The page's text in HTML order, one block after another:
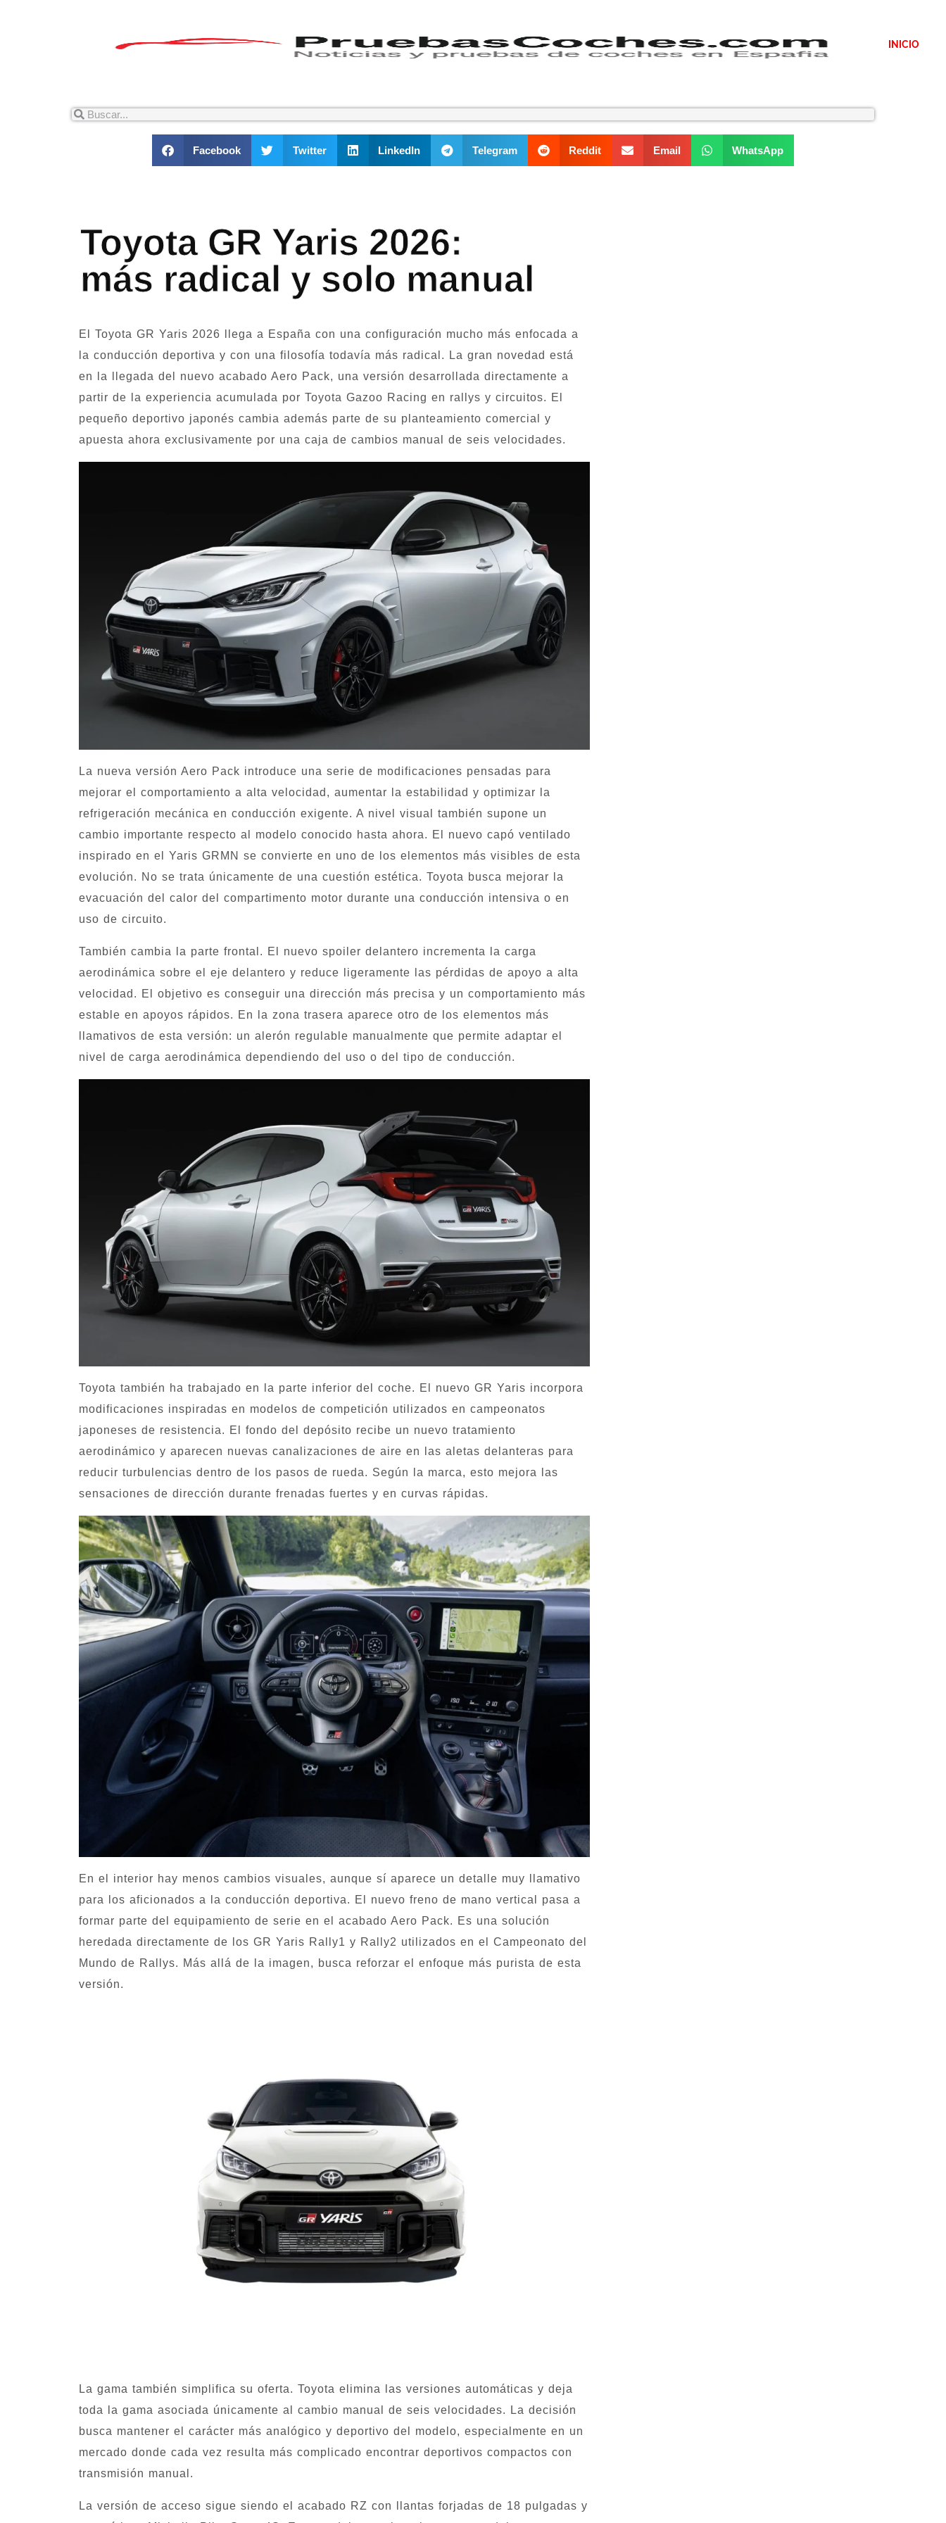
INICIO
Facebook Twitter LinkedIn Telegram Reddit Email WhatsApp
Toyota GR Yaris 2026:
más radical y solo manual
El Toyota GR Yaris 2026 llega a España con una configuración mucho más enfocada a
la conducción deportiva y con una filosofía todavía más radical. La gran novedad está
en la llegada del nuevo acabado Aero Pack, una versión desarrollada directamente a
partir de la experiencia acumulada por Toyota Gazoo Racing en rallys y circuitos. El
pequeño deportivo japonés cambia además parte de su planteamiento comercial y
apuesta ahora exclusivamente por una caja de cambios manual de seis velocidades.
La nueva versión Aero Pack introduce una serie de modificaciones pensadas para
mejorar el comportamiento a alta velocidad, aumentar la estabilidad y optimizar la
refrigeración mecánica en conducción exigente. A nivel visual también supone un
cambio importante respecto al modelo conocido hasta ahora. El nuevo capó ventilado
inspirado en el Yaris GRMN se convierte en uno de los elementos más visibles de esta
evolución. No se trata únicamente de una cuestión estética. Toyota busca mejorar la
evacuación del calor del compartimento motor durante una conducción intensiva o en
uso de circuito.
También cambia la parte frontal. El nuevo spoiler delantero incrementa la carga
aerodinámica sobre el eje delantero y reduce ligeramente las pérdidas de apoyo a alta
velocidad. El objetivo es conseguir una dirección más precisa y un comportamiento más
estable en apoyos rápidos. En la zona trasera aparece otro de los elementos más
llamativos de esta versión: un alerón regulable manualmente que permite adaptar el
nivel de carga aerodinámica dependiendo del uso o del tipo de conducción.
Toyota también ha trabajado en la parte inferior del coche. El nuevo GR Yaris incorpora
modificaciones inspiradas en modelos de competición utilizados en campeonatos
japoneses de resistencia. El fondo del depósito recibe un nuevo tratamiento
aerodinámico y aparecen nuevas canalizaciones de aire en las aletas delanteras para
reducir turbulencias dentro de los pasos de rueda. Según la marca, esto mejora las
sensaciones de dirección durante frenadas fuertes y en curvas rápidas.
En el interior hay menos cambios visuales, aunque sí aparece un detalle muy llamativo
para los aficionados a la conducción deportiva. El nuevo freno de mano vertical pasa a
formar parte del equipamiento de serie en el acabado Aero Pack. Es una solución
heredada directamente de los GR Yaris Rally1 y Rally2 utilizados en el Campeonato del
Mundo de Rallys. Más allá de la imagen, busca reforzar el enfoque más purista de esta
versión.
La gama también simplifica su oferta. Toyota elimina las versiones automáticas y deja
toda la gama asociada únicamente al cambio manual de seis velocidades. La decisión
busca mantener el carácter más analógico y deportivo del modelo, especialmente en un
mercado donde cada vez resulta más complicado encontrar deportivos compactos con
transmisión manual.
La versión de acceso sigue siendo el acabado RZ con llantas forjadas de 18 pulgadas y